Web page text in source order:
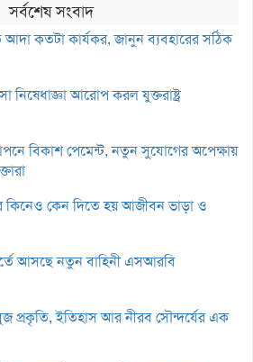
সর্বশেষ সংবাদ
কতটা কার্যকর, জানুন ব্যবহারের সঠিক
নিষেধাজ্ঞা আরোপ করল যুক্তরাষ্ট্র
বিকাশ পেমেন্ট, নতুন সুযোগের অপেক্ষায়
কিনেও কেন দিতে হয় আজীবন ভাড়া ও
আসছে নতুন বাহিনী এসআরবি
প্রকৃতি, ইতিহাস আর নীরব সৌন্দর্যের এক